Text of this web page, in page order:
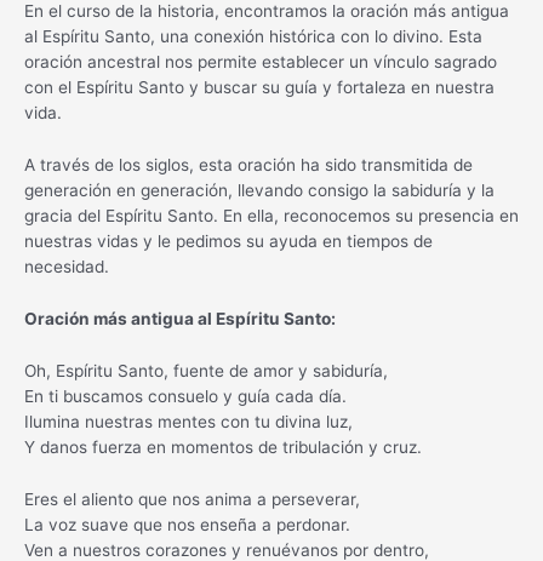
En el curso de la historia, encontramos la oración más antigua
al Espíritu Santo, una conexión histórica con lo divino. Esta
oración ancestral nos permite establecer un vínculo sagrado
con el Espíritu Santo y buscar su guía y fortaleza en nuestra
vida.
A través de los siglos, esta oración ha sido transmitida de
generación en generación, llevando consigo la sabiduría y la
gracia del Espíritu Santo. En ella, reconocemos su presencia en
nuestras vidas y le pedimos su ayuda en tiempos de
necesidad.
Oración más antigua al Espíritu Santo:
Oh, Espíritu Santo, fuente de amor y sabiduría,
En ti buscamos consuelo y guía cada día.
Ilumina nuestras mentes con tu divina luz,
Y danos fuerza en momentos de tribulación y cruz.
Eres el aliento que nos anima a perseverar,
La voz suave que nos enseña a perdonar.
Ven a nuestros corazones y renuévanos por dentro,